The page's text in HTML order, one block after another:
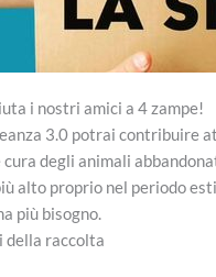
i nostri amici a 4 zampe!
3.0 potrai contribuire
degli animali
alto proprio nel periodo
più bisogno.
della raccolta